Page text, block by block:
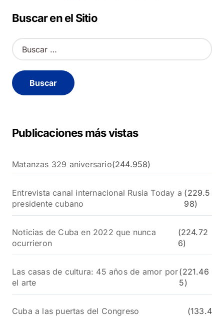
de
entradas
Buscar en el Sitio
B
u
c
a
Publicaciones más vistas
Matanzas 329 aniversario(244.958)
Entrevista canal internacional Rusia Today a
presidente cubano
(229.5
98)
Noticias de Cuba en 2022 que nunca
ocurrieron
(224.72
6)
Las casas de cultura: 45 años de amor por
el arte
(221.46
5)
Cuba a las puertas del Congreso
(133.4